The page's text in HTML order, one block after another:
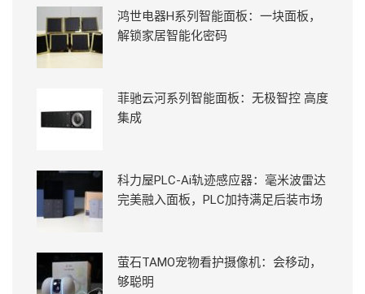
鸿世电器H系列智能面板：一块面板，
解锁家居智能化密码
菲驰云河系列智能面板：无极智控 高度
集成
科力屋PLC-Ai轨迹感应器：毫米波雷达
完美融入面板，PLC加持满足后装市场
萤石TAMO宠物看护摄像机：会移动，
够聪明